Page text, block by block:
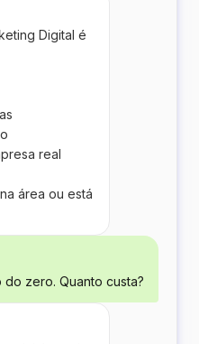
Digital é
real
área ou está
do zero. Quanto custa?